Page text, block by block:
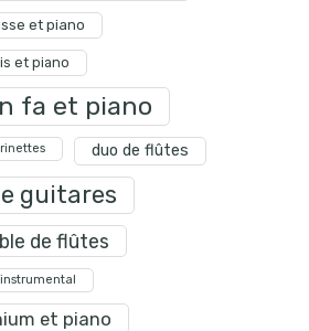
et piano
et piano
fa et piano
duo de flûtes
guitares
de flûtes
et piano